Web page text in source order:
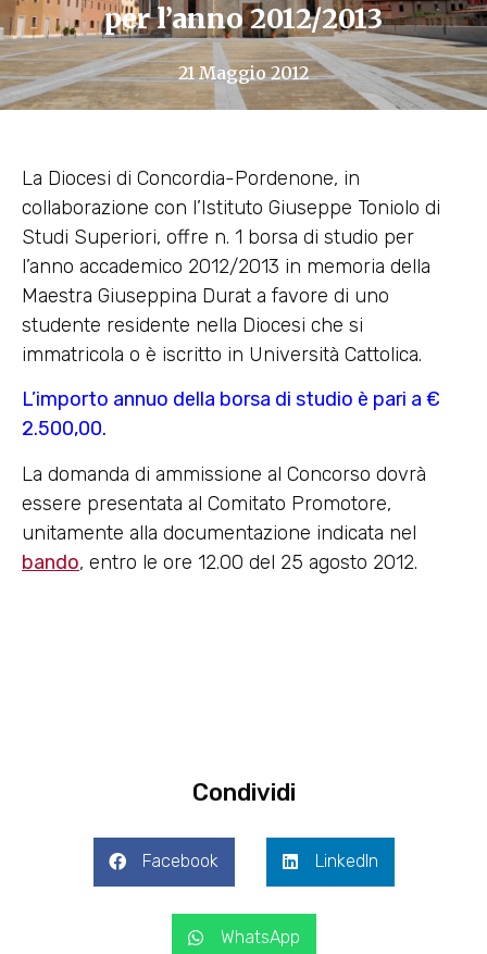
per l’anno 2012/2013
21 Maggio 2012
La Diocesi di Concordia-Pordenone, in
collaborazione con l’Istituto Giuseppe Toniolo di
Studi Superiori, offre n. 1 borsa di studio per
l’anno accademico 2012/2013 in memoria della
Maestra Giuseppina Durat a favore di uno
studente residente nella Diocesi che si
immatricola o è iscritto in Università Cattolica.
L’importo annuo della borsa di studio è pari a €
2.500,00.
La domanda di ammissione al Concorso dovrà
essere presentata al Comitato Promotore,
unitamente alla documentazione indicata nel
bando, entro le ore 12.00 del 25 agosto 2012.
Condividi
Facebook LinkedIn
WhatsApp